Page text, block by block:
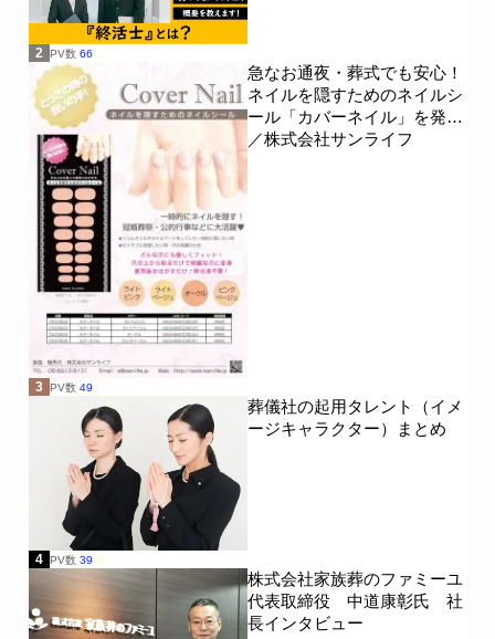
2 PV数 66
急なお通夜・葬式でも安心！
ネイルを隠すためのネイルシ
ール「カバーネイル」を発売
／株式会社サンライフ
3 PV数 49
葬儀社の起用タレント（イメ
ージキャラクター）まとめ
4 PV数 39
株式会社家族葬のファミーユ
代表取締役 中道康彰氏 社
長インタビュー